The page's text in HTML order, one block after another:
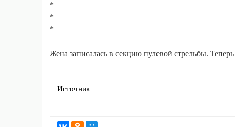
*
*
*
Жена записалась в секцию пулевой стрельбы.
Источник